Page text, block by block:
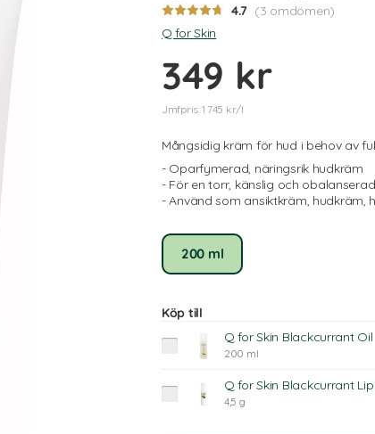
4.7 (3 omdömen)
Q for Skin
349 kr
Jmfpris: 1 745 kr/l
Mångsidig kräm för hud i behov av
- Oparfymerad, näringsrik hudkräm
- För en torr, känslig och
- Använd som ansiktkräm, hudkräm,
200 ml
Köp till
Q for Skin Blackcurrant Oil
200 ml
Q for Skin Blackcurrant
4,5 g